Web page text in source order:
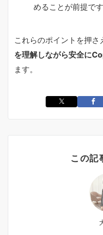
めることが前提です
これらのポイントを押さ
を理解しながら安全に
ます。
この記